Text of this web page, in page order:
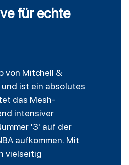
für echte
von Mitchell &
ist ein absolutes
das Mesh-
intensiver
'3' auf der
aufkommen. Mit
vielseitig